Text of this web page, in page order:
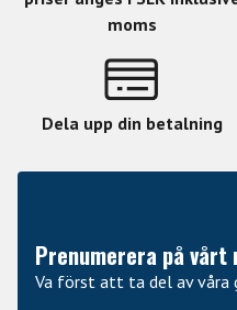
moms
Dela upp din betalning
Prenumerera på vårt
Va först att ta del av våra